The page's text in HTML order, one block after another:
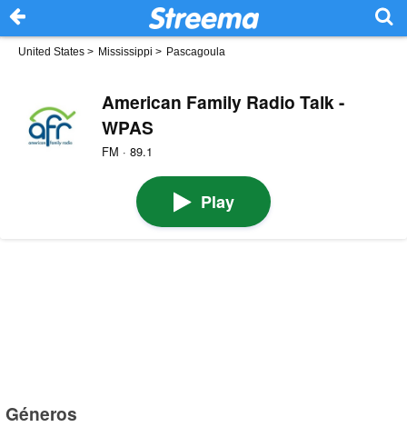
United States > Mississippi > Pascagoula
American Family Radio Talk -
WPAS
FM · 89.1
Play
Géneros